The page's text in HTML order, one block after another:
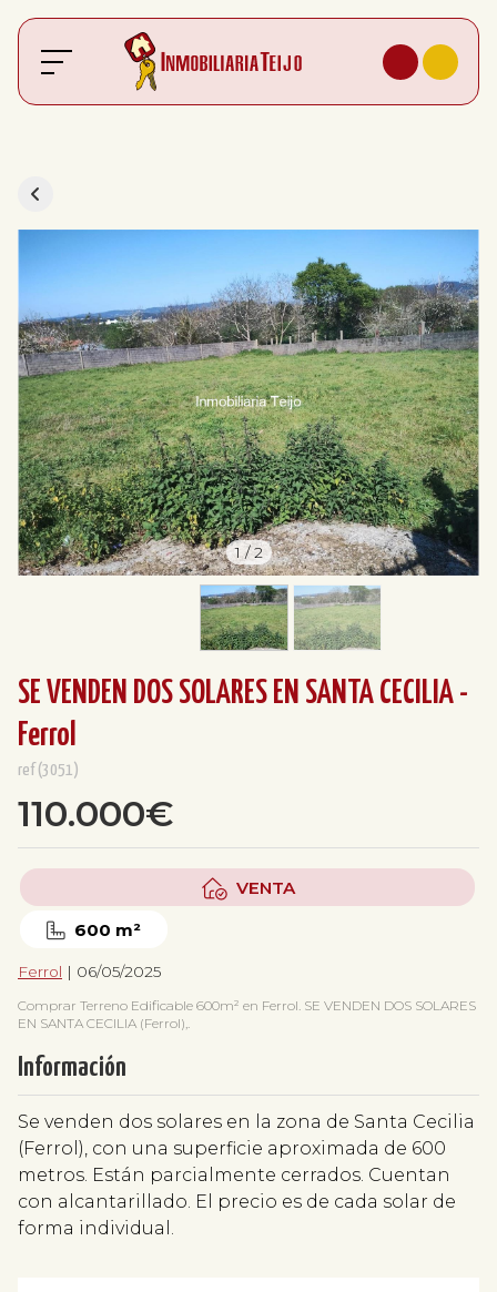
1 /2
SE VENDEN DOS SOLARES EN SANTA CECILIA -
Ferrol
ref(3051)
110.000€
VENTA
600 m²
Ferrol | 06/05/2025
Comprar Terreno Edificable 600m² en Ferrol. SE VENDEN DOS SOLARES
EN SANTA CECILIA (Ferrol),.
Información
Se venden dos solares en la zona de Santa Cecilia
(Ferrol), con una superficie aproximada de 600
metros. Están parcialmente cerrados. Cuentan
con alcantarillado. El precio es de cada solar de
forma individual.